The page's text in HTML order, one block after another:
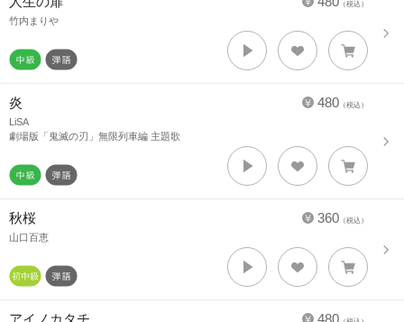
（税込）
竹内まりや
480 （税込）
炎
LiSA
劇場版「鬼滅の刃」無限列車編 主題歌
360 （税込）
秋桜
山口百恵
480
アイノカタチ